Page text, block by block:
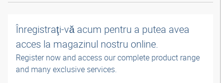
Înregistraţi-vă acum pentru a putea avea
acces la magazinul nostru online.
Register now and access our complete product range
and many exclusive services.